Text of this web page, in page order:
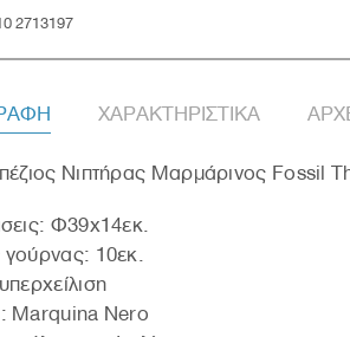
2713197
ΧΑΡΑΚΤΗΡΙΣΤΙΚΑ
Νιπτήρας Μαρμάρινος Fossil
Φ39x14εκ.
10εκ.
Marquina Nero